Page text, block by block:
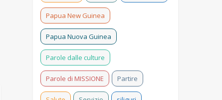
Papua New Guinea
Papua Nuova Guinea
Parole dalle culture
Parole di MISSIONE Partire